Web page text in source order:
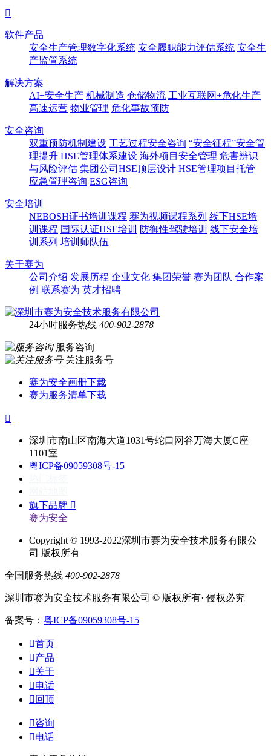

软件产品
安全生产管理数字化系统 安全履职能力评估系统 安全生
产监管系统
解决方案
AI+安全生产 机械制造 仓储物流 工业互联网+危化生产
高速运营 物业管理 危化事故预防
安全咨询
双重预防机制建设 工艺过程安全咨询 “安全征程”安全管
理提升 HSE管理体系建设 海外项目安全管理 危害辨识
与风险评估 集团公司HSE顶层设计 HSE管理项目托管
应急管理咨询 ESG咨询
安全培训
NEBOSH证书培训课程 赛为视频课程系列 线下HSE培
训课程 国际认证HSE培训 防御性驾驶培训 线下安全培
训系列 培训师队伍
关于赛为
公司介绍 发展历程 企业文化 集团荣誉 赛为团队 合作案
例 联系赛为 英才招聘
24小时服务热线 400-902-2878
服务咨询
关注服务号
赛为安全画册下载
赛为服务清单下载

深圳市南山区南海大道1031号蛇口网谷万海大厦C座
1101室
粤ICP备09059308号-15
旗下品牌 
赛为安全
Copyright © 1993-2022深圳市赛为安全技术服务有限公
司 版权所有
全国服务热线 400-902-2878
深圳市赛为安全技术服务有限公司 © 版权所有· 侵权必究
备案号： 粤ICP备09059308号-15
首页
产品
关于
电话
 回顶
咨询
电话